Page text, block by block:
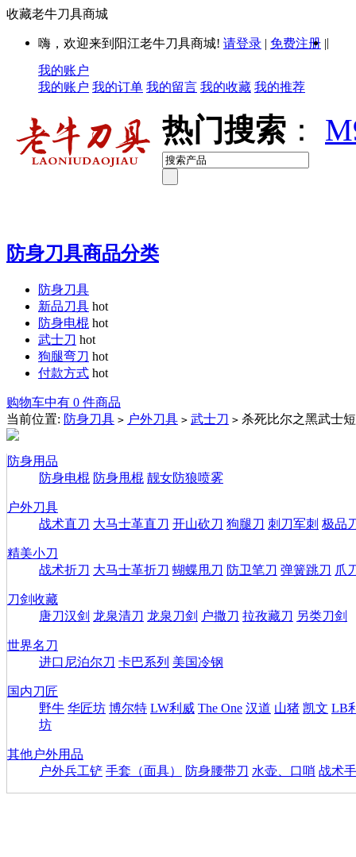
收藏老牛刀具商城
嗨，欢迎来到阳江老牛刀具商城! 请登录 | 免费注册 ||
我的账户
我的账户 我的订单 我的留言 我的收藏 我的推荐
热门搜索 ：
防身刀具商品分类
防身刀具
新品刀具 hot
防身电棍 hot
武士刀 hot
狗腿弯刀 hot
付款方式 hot
购物车中有 0 件商品
当前位置: 防身刀具 > 户外刀具 > 武士刀 > 杀死比尔之黑武士
防身用品
防身电棍 防身甩棍 靓女防狼喷雾
户外刀具
战术直刀 大马士革直刀 开山砍刀 狗腿刀 刺刀军刺 极品
精美小刀
战术折刀 大马士革折刀 蝴蝶甩刀 防卫笔刀 弹簧跳刀 爪
刀剑收藏
唐刀汉剑 龙泉清刀 龙泉刀剑 户撒刀 拉孜藏刀 另类刀剑
世界名刀
进口尼泊尔刀 卡巴系列 美国冷钢
国内刀匠
野牛 华匠坊 博尔特 LW利威 The One 汉道 山猪 凯文 LB
坊
其他户外用品
户外兵工铲 手套（面具） 防身腰带刀 水壶、口哨 战术